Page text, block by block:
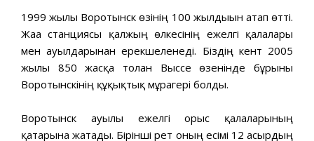
1999 жылы Воротынск өзінің 100 жылдығын атап өтті.
Жаға станциясы қалжың өлкесінің ежелгі қалалары
мен ауылдарынан ерекшеленеді. Біздің кент 2005
жылы 850 жасқа толған Выссе өзенінде бұрынғы
Воротынскінің құқықтық мұрагері болды.
Воротынск ауылы ежелгі орыс қалаларының
қатарына жатады. Бірінші рет оның есімі 12 ғасырдың